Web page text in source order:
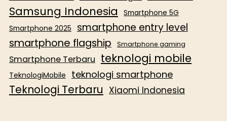
Samsung Indonesia
Smartphone 5G
Smartphone 2025 smartphone entry level
smartphone flagship Smartphone gaming
Smartphone Terbaru teknologi mobile
TeknologiMobile teknologi smartphone
Teknologi Terbaru Xiaomi Indonesia